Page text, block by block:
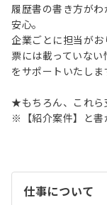
履歴書の書き方が
安心。
企業ごとに担当がお
票には載っていな
をサポートいたしま
★もちろん、これら
※【紹介案件】と書
仕事について